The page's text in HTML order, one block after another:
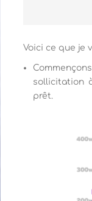
Voici ce que je
sollicitation
prêt.